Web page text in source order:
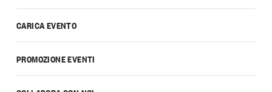
CARICA EVENTO
PROMOZIONE EVENTI